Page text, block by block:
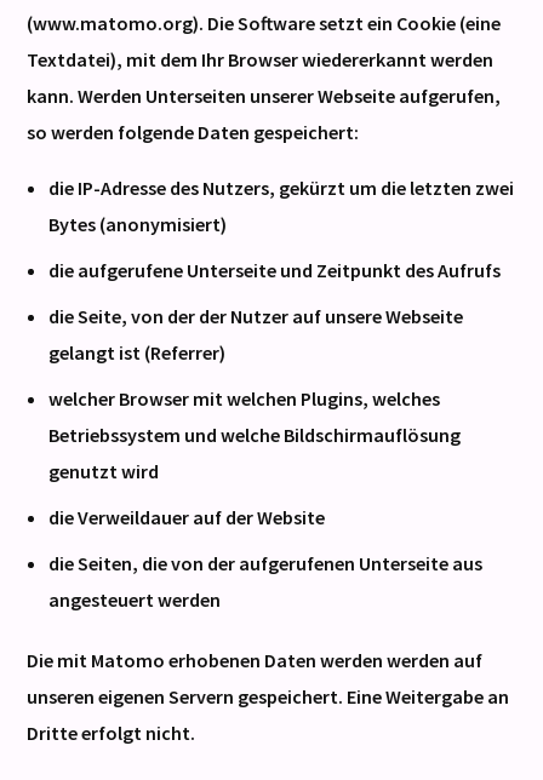
(www.matomo.org). Die Software setzt ein Cookie (eine
Textdatei), mit dem Ihr Browser wiedererkannt werden
kann. Werden Unterseiten unserer Webseite aufgerufen,
so werden folgende Daten gespeichert:
die IP-Adresse des Nutzers, gekürzt um die letzten zwei
Bytes (anonymisiert)
die aufgerufene Unterseite und Zeitpunkt des Aufrufs
die Seite, von der der Nutzer auf unsere Webseite
gelangt ist (Referrer)
welcher Browser mit welchen Plugins, welches
Betriebssystem und welche Bildschirmauflösung
genutzt wird
die Verweildauer auf der Website
die Seiten, die von der aufgerufenen Unterseite aus
angesteuert werden
Die mit Matomo erhobenen Daten werden werden auf
unseren eigenen Servern gespeichert. Eine Weitergabe an
Dritte erfolgt nicht.